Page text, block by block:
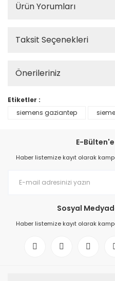
Ürün Yorumları
Taksit Seçenekleri
Önerileriniz
Etiketler :
siemens gaziantep
E-
Haber listemize kayıt olarak
Sosyal
Haber listemize kayıt olarak